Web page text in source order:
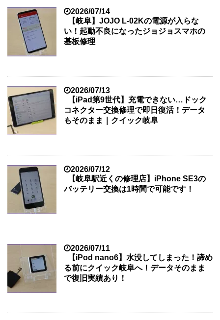
2026/07/14
【岐阜】JOJO L-02Kの電源が入らな
い！起動不良になったジョジョスマホの
基板修理
2026/07/13
【iPad第9世代】充電できない…ドック
コネクター交換修理で即日復活！データ
もそのまま｜クイック岐阜
2026/07/12
【岐阜駅近くの修理店】iPhone SE3の
バッテリー交換は1時間で可能です！
2026/07/11
【iPod nano6】水没してしまった！諦め
る前にクイック岐阜へ！データそのまま
で復旧実績あり！